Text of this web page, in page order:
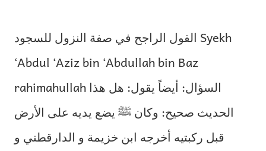
القول الراجح في صفة النزول للسجود Syekh
‘Abdul ‘Aziz bin ‘Abdullah bin Baz
rahimahullah السؤال: أيضاً يقول: هل هذا
الحديث صحيح: وكان ﷺ يضع يديه على الأرض
قبل ركبتيه أخرجه ابن خزيمة و الدارقطني و